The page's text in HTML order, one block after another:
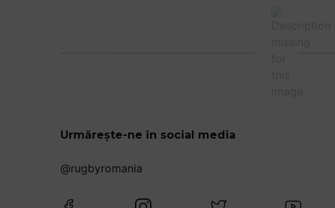
Urmărește-ne în social media
@rugbyromania